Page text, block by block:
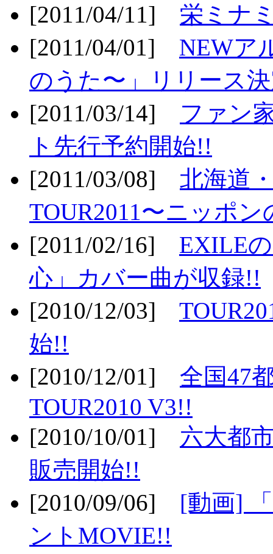
[2011/04/11] 栄ミナ
[2011/04/01] NEWア
のうた〜」リリース
[2011/03/14] ファン
ト先行予約開始!!
[2011/03/08] 北海道
TOUR2011〜ニッポ
[2011/02/16] EXILE
心」カバー曲が収録!!
[2010/12/03]
始!!
[2010/12/01] 全国47
TOUR2010 V3!!
[2010/10/01] 六大都
販売開始!!
[2010/09/06] [動画]
ントMOVIE!!